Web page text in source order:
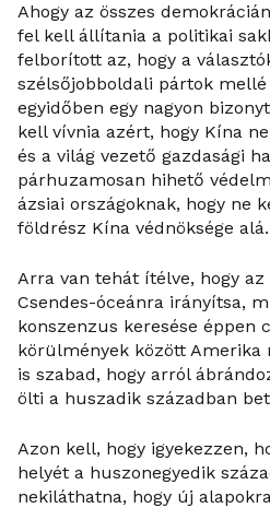
Ahogy az összes
fel kell állítania a politikai
felborított az, hogy a
szélsőjobboldali pártok mellé
egyidőben egy nagyon
kell vívnia azért, hogy Kína
és a világ vezető gazdasági
párhuzamosan hihető
ázsiai országoknak, hogy ne
földrész Kína védnöksége alá.
Arra van tehát ítélve, hogy
Csendes-óceánra irányítsa,
konszenzus keresése éppen
körülmények között Amerika
is szabad, hogy arról
ölti a huszadik században
Azon kell, hogy igyekezzen,
helyét a huszonegyedik
nekiláthatna, hogy új